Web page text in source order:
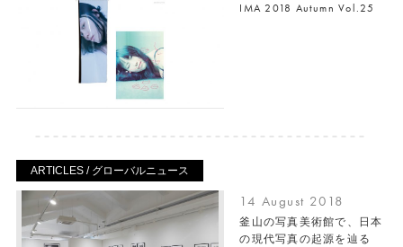
IMA 2018 Autumn Vol.25
ARTICLES / グローバルニュース
14 August 2018
釜山の写真美術館で、日本
の現代写真の起源を辿る